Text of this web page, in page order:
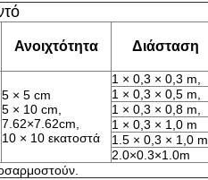
Ανοιχτότητα Διάσταση
5 × 5 cm
5 × 10 cm,
7.62×7.62cm,
10 × 10 εκατοστά
1 × 0,3 × 0,3 m,
1 × 0,3 × 0,5 m,
1 × 0,3 × 0,8 m,
1 × 0,3 × 1,0 m
1.5 × 0,3 × 1,0 m
2.0×0.3×1.0m